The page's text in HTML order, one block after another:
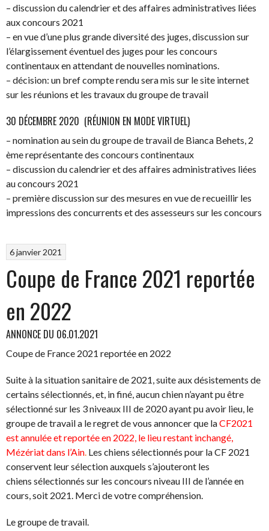
– discussion du calendrier et des affaires administratives liées
aux concours 2021
– en vue d’une plus grande diversité des juges, discussion sur
l’élargissement éventuel des juges pour les concours
continentaux en attendant de nouvelles nominations.
– décision: un bref compte rendu sera mis sur le site internet
sur les réunions et les travaux du groupe de travail
30 DÉCEMBRE 2020 (RÉUNION EN MODE VIRTUEL)
– nomination au sein du groupe de travail de Bianca Behets, 2
ème représentante des concours continentaux
– discussion du calendrier et des affaires administratives liées
au concours 2021
– première discussion sur des mesures en vue de recueillir les
impressions des concurrents et des assesseurs sur les concours
6 janvier 2021
Coupe de France 2021 reportée
en 2022
ANNONCE DU 06.01.2021
Coupe de France 2021 reportée en 2022
Suite à la situation sanitaire de 2021, suite aux désistements de
certains sélectionnés, et, in finé, aucun chien n’ayant pu être
sélectionné sur les 3 niveaux III de 2020 ayant pu avoir lieu, le
groupe de travail a le regret de vous annoncer que laCF2021
est annulée et reportée en 2022, le lieu restant inchangé,
Mézériat dans l’Ain Les chiens sélectionnés pour la CF 2021
conservent leur sélection auxquels s’ajouteront les
chiens sélectionnés sur les concours niveau III de l’année en
cours, soit 2021. Merci de votre compréhension.
Le groupe de travail.